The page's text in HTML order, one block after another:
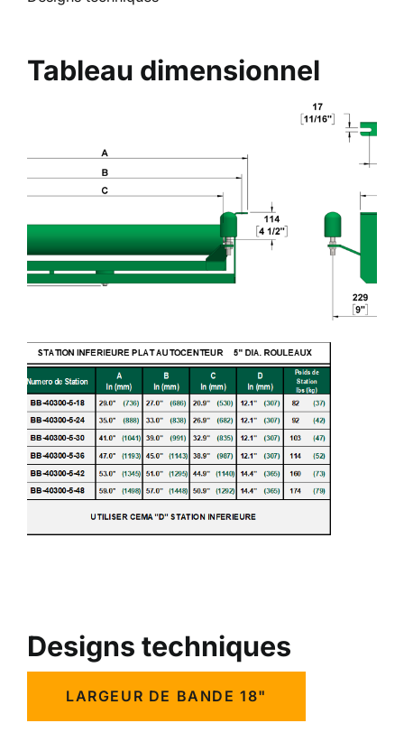
Tableau dimensionnel
Designs techniques
LARGEUR DE BANDE 18"